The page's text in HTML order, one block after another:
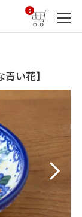
0
い花】